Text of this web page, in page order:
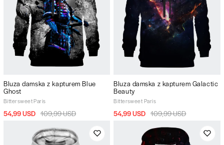
Bluza damska z kapturem Blue
Ghost
Bittersweet Paris
54,99 USD 109,99 USD
Bluza damska z kapturem Galactic
Beauty
Bittersweet Paris
54,99 USD 109,99 USD